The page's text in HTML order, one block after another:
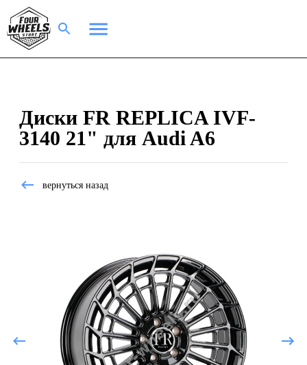
Диски FR REPLICA IVF-
3140 21" для Audi A6
вернуться назад